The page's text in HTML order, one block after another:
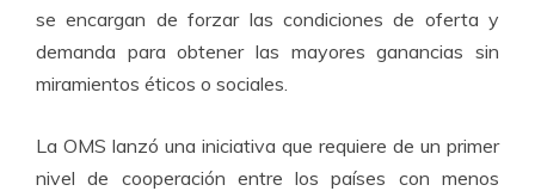
se encargan de forzar las condiciones de oferta y
demanda para obtener las mayores ganancias sin
miramientos éticos o sociales.
La OMS lanzó una iniciativa que requiere de un primer
nivel de cooperación entre los países con menos